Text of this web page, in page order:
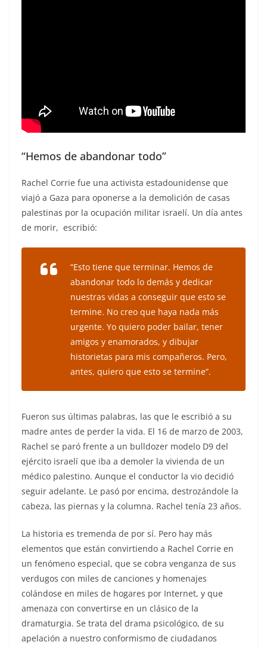
“Hemos de abandonar todo”
Rachel Corrie fue una activista estadounidense que
viajó a Gaza para oponerse a la demolición de casas
palestinas por la ocupación militar israelí. Un día antes
de morir, escribió:
“Esto tiene que terminar. Hemos de
abandonar todo lo demás y dedicar
nuestras vidas a conseguir que esto se
termine. No creo que haya nada más
urgente. Yo quiero poder bailar, tener
amigos y enamorados, y dibujar
historietas para mis compañeros. Pero,
antes, quiero que esto se termine”.
Fueron sus últimas palabras, las que le escribió a su
madre antes de perder la vida. El 16 de marzo de 2003,
Rachel se paró frente a un bulldozer modelo D9 del
ejército israelí que iba a demoler la vivienda de un
médico palestino. Aunque el conductor la vio decidió
seguir adelante. Le pasó por encima, destrozándole la
cabeza, las piernas y la columna. Rachel tenía 23 años.
La historia es tremenda de por sí. Pero hay más
elementos que están convirtiendo a Rachel Corrie en
un fenómeno especial, que se cobra venganza de sus
verdugos con miles de canciones y homenajes
colándose en miles de hogares por Internet, y que
amenaza con convertirse en un clásico de la
dramaturgia. Se trata del drama psicológico, de su
apelación a nuestro conformismo de ciudadanos